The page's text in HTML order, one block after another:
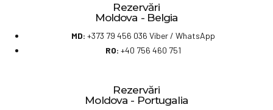
Montpellier
– 100€
Montbéliard
Rezervări
Moldova - Belgia
MD: +373 79 456 036 Viber/ WhatsApp
RO: +40 756 460 751
Rezervări
Moldova - Portugalia